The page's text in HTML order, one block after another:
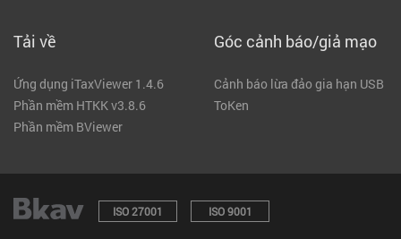
Tải về
Ứng dụng iTaxViewer 1.4.6
Phần mềm HTKK v3.8.6
Phần mềm BViewer
Góc cảnh báo/giả mạo
Cảnh báo lừa đảo gia hạn USB
ToKen
ISO 27001 ISO 9001